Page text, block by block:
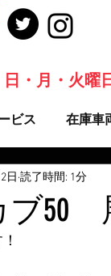
ビス 在庫車
・月・火曜
ブ50
日 読了時間: 1分